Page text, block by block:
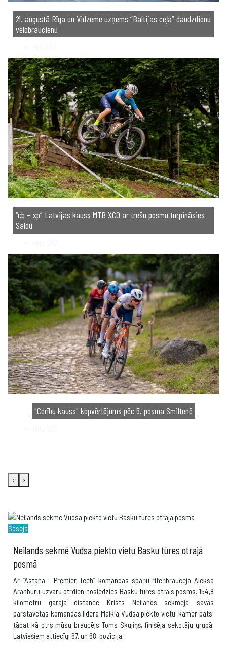
21. augustā Rīga un Vidzeme uzņems “Baltijas ceļa” daudzdienu
velobraucienu
“cb – xp” Latvijas kauss MTB XCO ar trešo posmu turpināsies
Saldū
"Cerību kauss" kopvērtējums pēc 5. posma Smiltenē
‹ ›
Šoseja
Neilands sekmē Vudsa piekto vietu Basku tūres otrajā
posmā
Ar “Astana – Premier Tech” komandas spāņu riteņbraucēja Aleksa
Aranburu uzvaru otrdien noslēdzies Basku tūres otrais posms. 154,8
kilometru garajā distancē Krists Neilands sekmēja savas
pārstāvētās komandas līdera Maikla Vudsa piekto vietu, kamēr pats,
tāpat kā otrs mūsu braucējs Toms Skujiņš, finišēja sekotāju grupā.
Latviešiem attiecīgi 67. un 68. pozīcija.